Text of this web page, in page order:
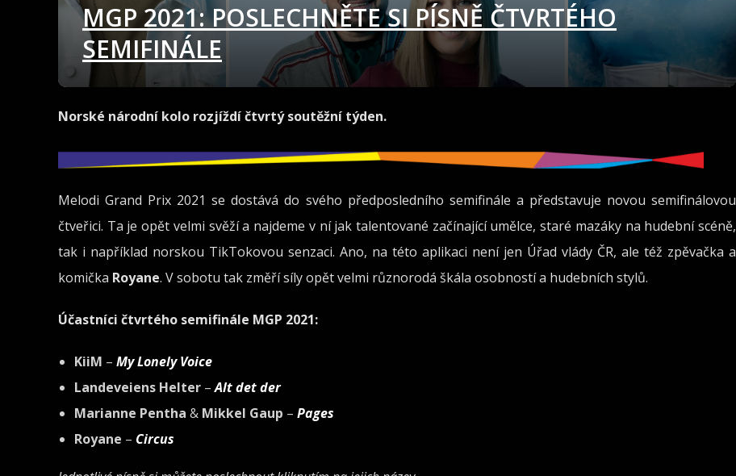
MGP 2021: POSLECHNĚTE SI PÍSNĚ ČTVRTÉHO
SEMIFINÁLE
Norské národní kolo rozjíždí čtvrtý soutěžní týden.
Melodi Grand Prix 2021 se dostává do svého předposledního semifinále a představuje novou semifinálovou
čtveřici. Ta je opět velmi svěží a najdeme v ní jak talentované začínající umělce, staré mazáky na hudební scéně,
tak i například norskou TikTokovou senzaci. Ano, na této aplikaci není jen Úřad vlády ČR, ale též zpěvačka a
komička Royane. V sobotu tak změří síly opět velmi různorodá škála osobností a hudebních stylů.
Účastníci čtvrtého semifinále MGP 2021:
KiiM – My Lonely Voice
Landeveiens Helter –Alt det der
Marianne Pentha & Mikkel Gaup – Pages
Royane – Circus